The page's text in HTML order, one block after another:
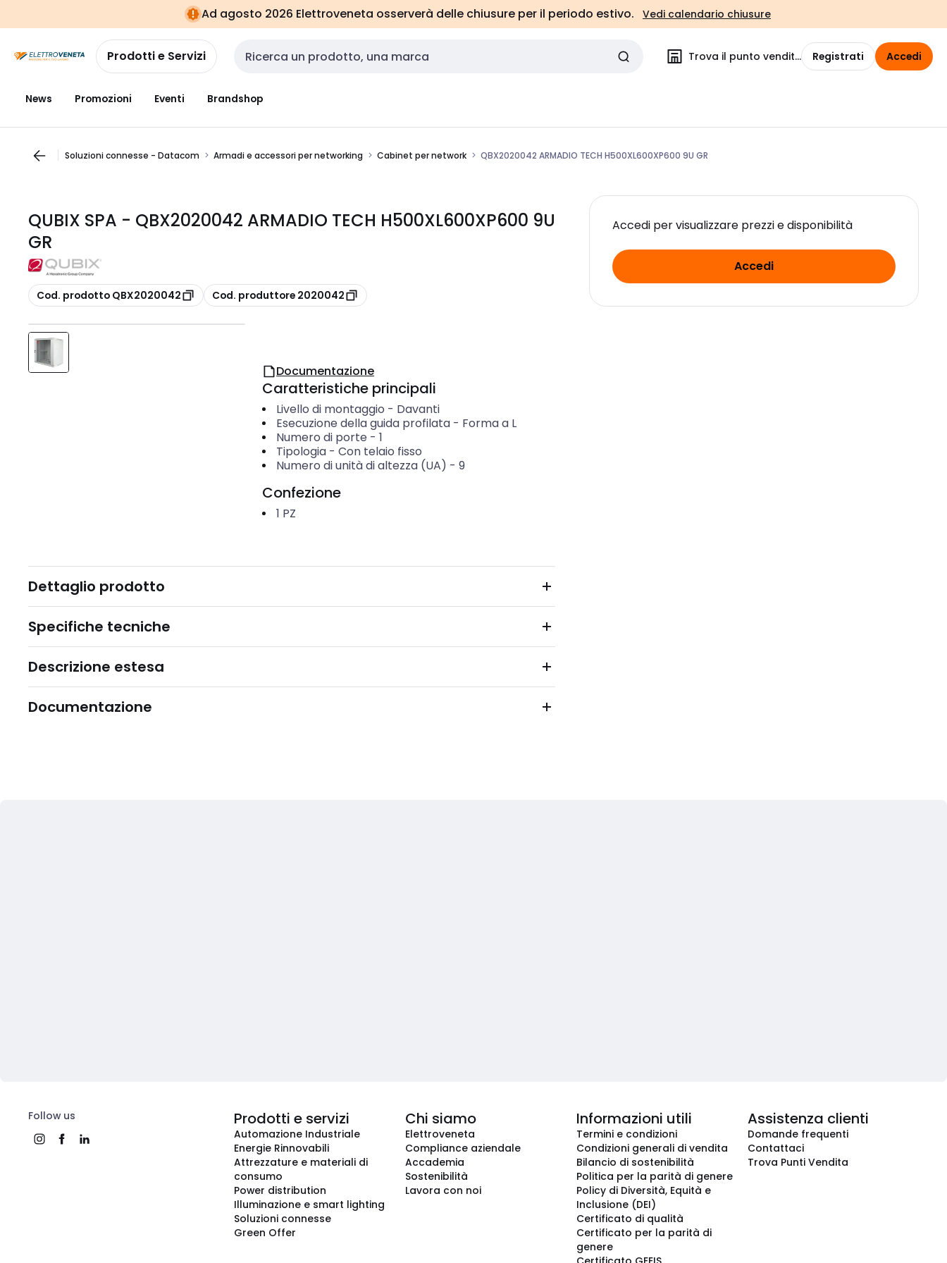
navigazionealla
pagina
Ad agosto 2026 Elettroveneta osserverà delle chiusure per il periodo estivo. Vedi calendario chiusure
Prodotti e Servizi Cerca input Trova il punto vendita Registrati Accedi
News Promozioni Eventi Brandshop
Soluzioni connesse - Datacom Armadi e accessori per networking Cabinet per network QBX2020042 ARMADIO TECH H500XL600XP600 9U GR
QUBIX SPA - QBX2020042 ARMADIO TECH H500XL600XP600 9U
GR
copia
Cod. prodotto QBX2020042 copia
Cod. produttore 2020042
Accedi per visualizzare prezzi e disponibilità
Accedi
Documentazione
Caratteristiche principali
Livello di montaggio - Davanti
Esecuzione della guida profilata- Forma a L
Numero di porte - 1
Tipologia- Con telaio fisso
Numero di unità di altezza (UA) - 9
Confezione
1 PZ
Dettaglio prodotto
Specifiche tecniche
Descrizione estesa
Documentazione
Follow us Prodotti e servizi
Automazione Industriale
Energie Rinnovabili
Attrezzature e materiali di
consumo
Power distribution
Illuminazione e smart lighting
Soluzioni connesse
Green Offer
Chi siamo
Elettroveneta
Compliance aziendale
Accademia
Sostenibilità
Lavora con noi
Informazioni utili
Termini e condizioni
Condizioni generali di vendita
Bilancio di sostenibilità
Politica per la parità di genere
Policy di Diversità, Equità e
Inclusione (DEI)
Certificato di qualità
Certificato per la parità di
genere
Assistenza clienti
Domande frequenti
Contattaci
Trova Punti Vendita